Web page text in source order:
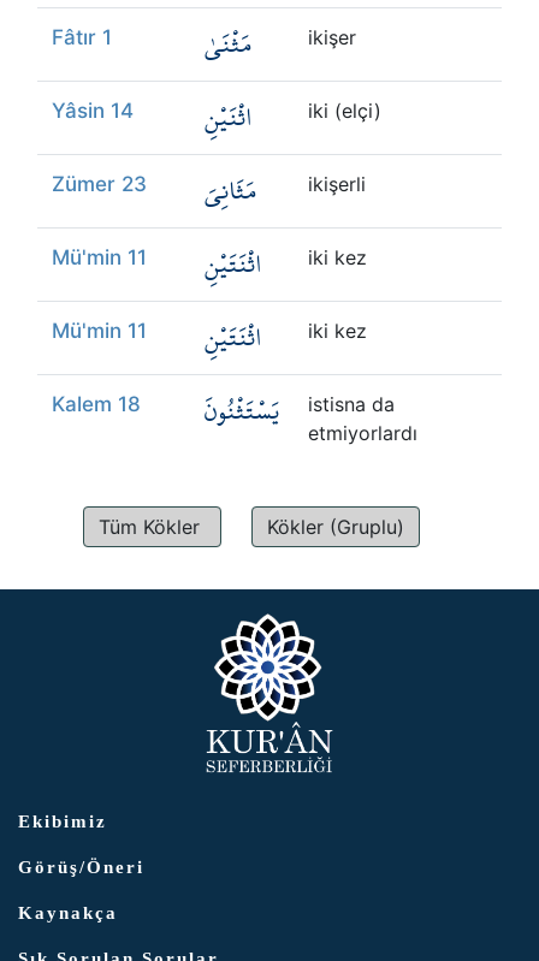
Fâtır 1 مَثْنَىٰ ikişer
Yâsin 14 اثْنَيْنِ iki (elçi)
Zümer 23 مَثَانِيَ ikişerli
Mü'min 11 اثْنَتَيْنِ iki kez
Mü'min 11 اثْنَتَيْنِ iki kez
Kalem 18 يَسْتَثْنُونَ
istisna da
etmiyorlardı
Tüm Kökler Kökler (Gruplu)
Ekibimiz
Görüş/Öneri
Kaynakça